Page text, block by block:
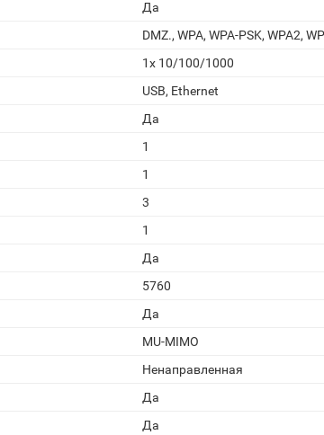
Да
DMZ., WPA, WPA-PSK, WPA2,
1x 10/100/1000
USB, Ethernet
Да
1
1
3
1
Да
5760
Да
MU-MIMO
Ненаправленная
Да
Да